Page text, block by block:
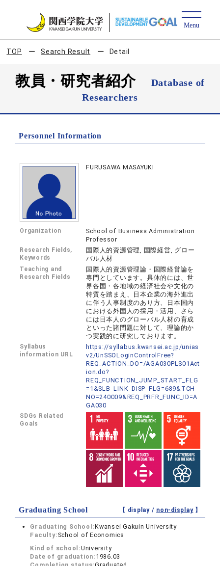
TOP Search Result Detail
教員・研究者紹介
Database of
Researchers
Personnel Information
FURUSAWA MASAYUKI
Organization
School of Business Administration
Professor
Research Fields,
Keywords
国際人的資源管理, 国際経営, グロー
バル人材
Teaching and
Research Fields
国際人的資源管理論・国際経営論を
専門としています。具体的には、世
界各国・各地域の経済社会や文化の
特質を踏まえ、日本企業の海外進出
に伴う人事制度のあり方、日本国内
における外国人の採用・活用、さら
には日本人のグローバル人材の育成
といった諸問題に対して、理論的か
つ実践的に研究しております。
Syllabus
information URL
https://syllabus.kwansei.ac.jp/unias
v2/UnSSOLoginControlFree?
REQ_ACTION_DO=/AGA030PLS01Act
ion.do?
REQ_FUNCTION_JUMP_START_FLG
=1&SLB_LINK_DISP_FLG=689&TCH_
NO=240009&REQ_PRFR_FUNC_ID=A
GA030
SDGs Related
Goals
Graduating School 【 display / non-display】
Graduating School:Kwansei Gakuin University
Faculty: School of Economics
Kind of school:University
Date of graduation: 1986.03